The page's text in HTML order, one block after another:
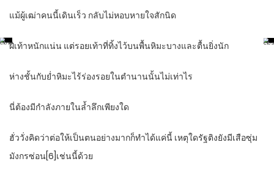
แม้ผู้เฒ่าคนนี้เดินเร็ว กลับไม่หอบหายใจสักนิด
ฝีเท้าหนักแน่น แต่รอยเท้าที่ทิ้งไว้บนพื้นหิมะบางและตื้นยิ่งนัก
ห่างชั้นกับย่ำหิมะไร้ร่องรอยในตำนานนั้นไม่เท่าไร
นี่ต้องมีกำลังภายในล้ำลึกเพียงใด
ฮั่ววั่งคิดว่าต่อให้เป็นตนอย่างมากก็ทำได้แค่นี้ เหตุใดรัฐติงยังมีเสือซุ่ม
มังกรซ่อน[6]เช่นนี้ด้วย